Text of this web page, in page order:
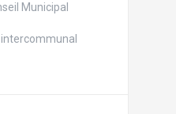
Municipal
intercommunal